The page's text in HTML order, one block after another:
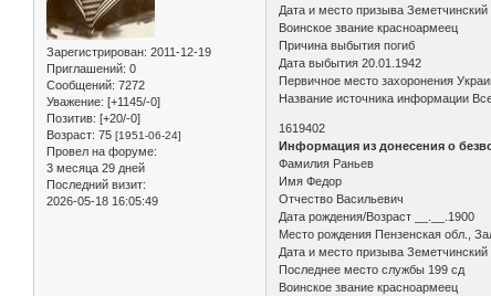
Зарегистрирован: 2011-12-19
Приглашений: 0
Сообщений: 7272
Уважение: [+1145/-0]
Позитив: [+20/-0]
Возраст: 75 [1951-06-24]
Провел на форуме:
3 месяца 29 дней
Последний визит:
2026-05-18 16:05:49
Дата и место призыва
Воинское звание красноармеец
Причина выбытия погиб
Дата выбытия 20.01.1942
Первичное место захоронения
Название источника информации
1619402
Информация из донесения о
Фамилия Раньев
Имя Федор
Отчество Васильевич
Дата рождения/Возраст __.__.1900
Место рождения Пензенская обл.,
Дата и место призыва
Последнее место службы 199 сд
Воинское звание красноармеец